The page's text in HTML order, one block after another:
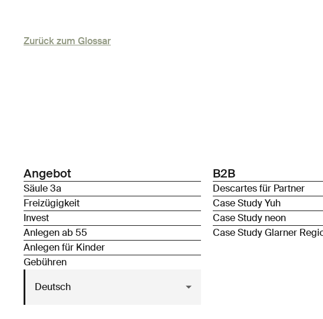
Zurück zum Glossar
Angebot
Säule 3a
Freizügigkeit
Invest
Anlegen ab 55
Anlegen für Kinder
Gebühren
B2B
Descartes für Partner
Case Study Yuh
Case Study neon
Case Study Glarner
Deutsch